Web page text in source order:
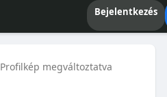
Bejelentkezés
Profilkép megváltoztatva